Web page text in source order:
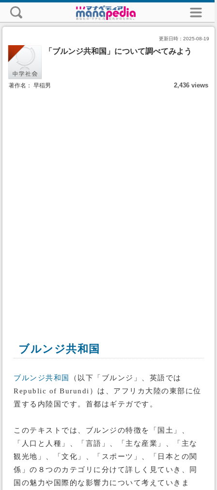
更新日時： 2025-08-19
「ブルンジ共和国」について調べてみよう
著作名： 早稲男 2,436 views
ブルンジ共和国
ブルンジ共和国
（以下「ブルンジ」、英語では
Republic of Burundi）は、アフリカ大陸の東部に位
置する内陸国です。首都はギテガです。
このテキストでは、ブルンジの特徴を「国土」、
「人口と人種」、「言語」、「主な産業」、「主な
観光地」、「文化」、「スポーツ」、「日本との関
係」の８つのカテゴリに分けて詳しく見ていき、同
国の魅力や国際的な影響力について考えていきま